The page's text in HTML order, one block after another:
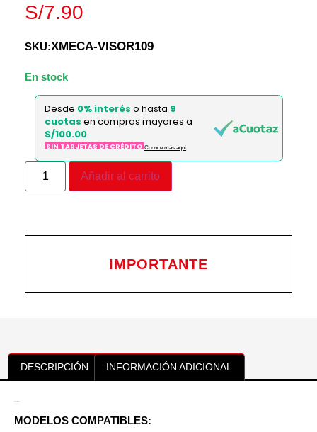
S/7.90
SKU:XMECA-VISOR109
418 disponibles
Desde 0% interés o hasta 9
cuotas en compras mayores a
S/100.00
SIN TARJETAS DE CRÉDITO Conoce más aqui
Añadir al carrito
IMPORTANTE
DESCRIPCIÓN INFORMACIÓN ADICIONAL
MODELOS COMPATIBLES: